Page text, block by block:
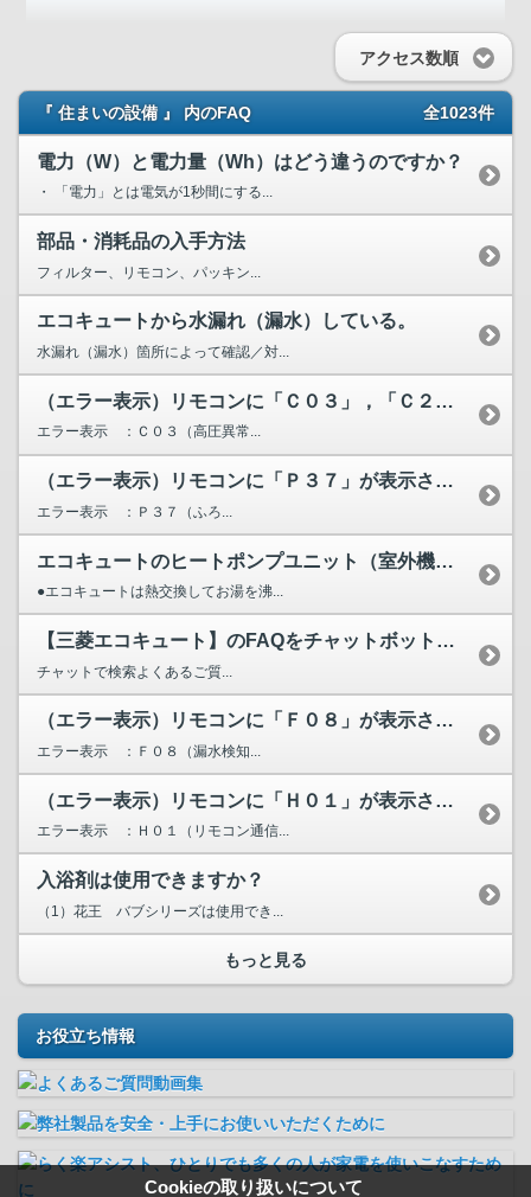
Cookieの取り扱いについて
アクセス数順
『 住まいの設備 』 内のFAQ 全1023件
電力（W）と電力量（Wh）はどう違うのですか？
・ 「電力」とは電気が1秒間にする...
部品・消耗品の入手方法
フィルター、リモコン、パッキン...
エコキュートから水漏れ（漏水）している。
水漏れ（漏水）箇所によって確認／対...
（エラー表示）リモコンに「Ｃ０３」，「Ｃ２０」，「Ｃ２１」...
エラー表示 ：Ｃ０３（高圧異常...
（エラー表示）リモコンに「Ｐ３７」が表示されています。
エラー表示 ：Ｐ３７（ふろ...
エコキュートのヒートポンプユニット（室外機）から水が漏れる...
●エコキュートは熱交換してお湯を沸...
【三菱エコキュート】のFAQをチャットボットが検索します
チャットで検索よくあるご質...
（エラー表示）リモコンに「Ｆ０８」が表示されています。
エラー表示 ：Ｆ０８（漏水検知...
（エラー表示）リモコンに「Ｈ０１」が表示されています。
エラー表示 ：Ｈ０１（リモコン通信...
入浴剤は使用できますか？
（1）花王 バブシリーズは使用でき...
もっと見る
お役立ち情報